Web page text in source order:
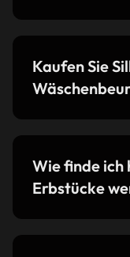
Kaufen Sie
Wie finde ich
Erbstücke